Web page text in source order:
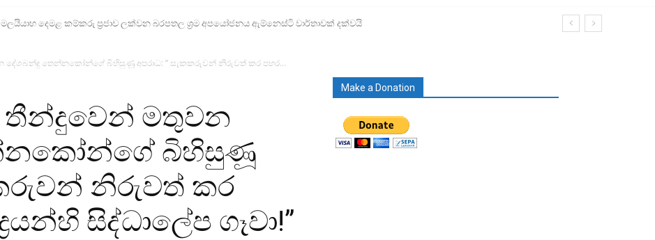
දෙමළ කම්කරු ප්‍රජාව ලක්වන බරපතල ශ්‍රම අපයෝජනය ඇම්නෙස්ටි වාර්තාවක් දක්වයි
දේශබන්දු තෙන්නකෝන්ගේ බිහිසුණූ අපරාධ: ” සැකකරුවන් නිරුවත් කර පහර...
තීන්දුවෙන් මතුවන
බිහිසුණූ
නිරුවත් කර
සිද්ධාලේප ගෑවා!”
Make a Donation